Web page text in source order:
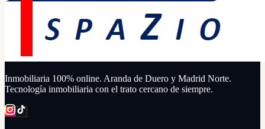
Inmobiliaria 100% online. Aranda de Duero y Madrid Norte.
Tecnología inmobiliaria con el trato cercano de siempre.